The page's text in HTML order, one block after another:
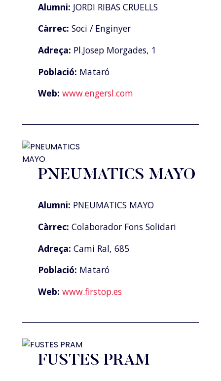
Alumni: JORDI RIBAS CRUELLS
Càrrec: Soci / Enginyer
Adreça: Pl.Josep Morgades, 1
Població: Mataró
Web: www.engersl.com
PNEUMATICS MAYO
Alumni: PNEUMATICS MAYO
Càrrec: Colaborador Fons Solidari
Adreça: Cami Ral, 685
Població: Mataró
Web: www.firstop.es
FUSTES PRAM